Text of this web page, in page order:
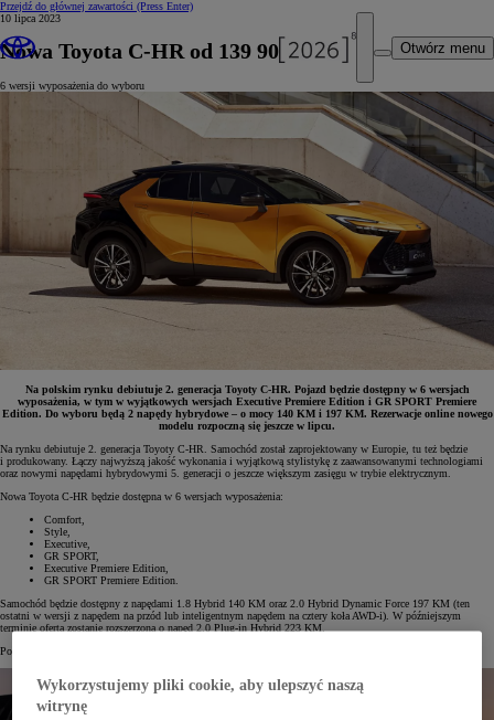
Przejdź do głównej zawartości (Press Enter)
Otwórz menu
10 lipca 2023
Nowa Toyota C-HR od 139 900 zł
6 wersji wyposażenia do wyboru
Na polskim rynku debiutuje 2. generacja Toyoty C-HR. Pojazd będzie dostępny w 6 wersjach
wyposażenia, w tym w wyjątkowych wersjach Executive Premiere Edition i GR SPORT Premiere
Edition. Do wyboru będą 2 napędy hybrydowe – o mocy 140 KM i 197 KM. Rezerwacje online nowego
modelu rozpoczną się jeszcze w lipcu.
Na rynku debiutuje 2. generacja Toyoty C-HR. Samochód został zaprojektowany w Europie, tu też będzie
i produkowany. Łączy najwyższą jakość wykonania i wyjątkową stylistykę z zaawansowanymi technologiami
oraz nowymi napędami hybrydowymi 5. generacji o jeszcze większym zasięgu w trybie elektrycznym.
Nowa Toyota C-HR będzie dostępna w 6 wersjach wyposażenia:
Comfort,
Style,
Executive,
GR SPORT,
Executive Premiere Edition,
GR SPORT Premiere Edition.
Samochód będzie dostępny z napędami 1.8 Hybrid 140 KM oraz 2.0 Hybrid Dynamic Force 197 KM (ten
ostatni w wersji z napędem na przód lub inteligentnym napędem na cztery koła AWD-i). W późniejszym
terminie oferta zostanie rozszerzona o napęd 2.0 Plug-in Hybrid 223 KM.
Początek rezerwacji online nowej Toyoty C-HR zaplanowano na drugą połowę lipca.
Wykorzystujemy pliki cookie, aby ulepszyć naszą
witrynę